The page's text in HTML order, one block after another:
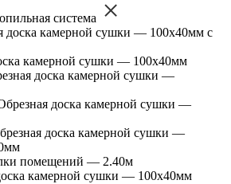
система
доска камерной сушки — 100х40мм с
камерной сушки — 100х40мм
доска камерной сушки —
доска камерной сушки —
доска камерной сушки —
помещений — 2.40м
камерной сушки — 100х40мм